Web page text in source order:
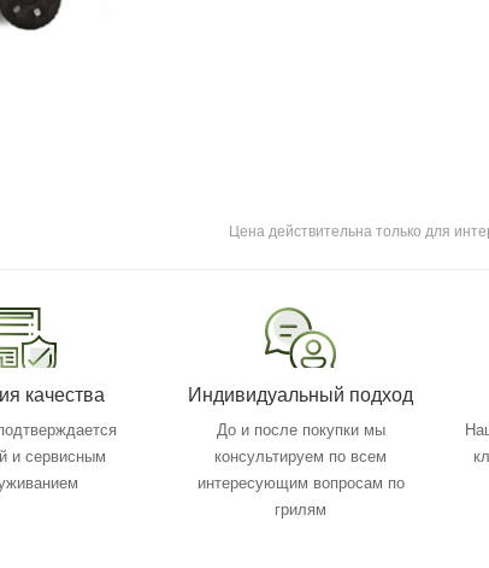
Цена действительна только для
качества
и сервисным
Индивидуальный подход
До и после покупки мы
консультируем по всем
интересующим вопросам по
грилям